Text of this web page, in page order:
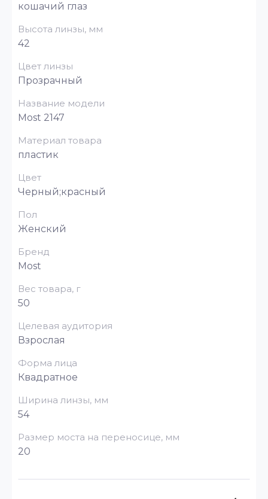
кошачий глаз
Высота линзы, мм
42
Цвет линзы
Прозрачный
Название модели
Most 2147
Материал товара
пластик
Цвет
Черный;красный
Пол
Женский
Бренд
Most
Вес товара, г
50
Целевая аудитория
Взрослая
Форма лица
Квадратное
Ширина линзы, мм
54
Размер моста на переносице, мм
20